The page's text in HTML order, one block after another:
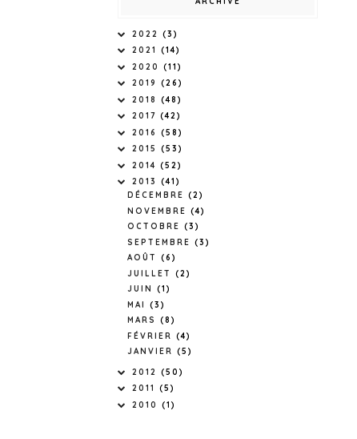
2022 (3)
2021 (14)
2020 (11)
2019 (26)
2018 (48)
2017 (42)
2016 (58)
2015 (53)
2014 (52)
2013 (41)
DÉCEMBRE (2)
NOVEMBRE (4)
OCTOBRE (3)
SEPTEMBRE (3)
AOÛT (6)
JUILLET (2)
JUIN (1)
MAI (3)
MARS (8)
FÉVRIER (4)
JANVIER (5)
2012 (50)
2011 (5)
2010 (1)